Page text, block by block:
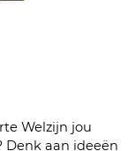
Welzijn jou
aan ideeën